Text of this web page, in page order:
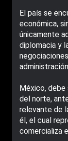
El país se
económica,
únicamente
diplomacia y
México, debe
del norte,
relevante de
él, el cual
comercializa